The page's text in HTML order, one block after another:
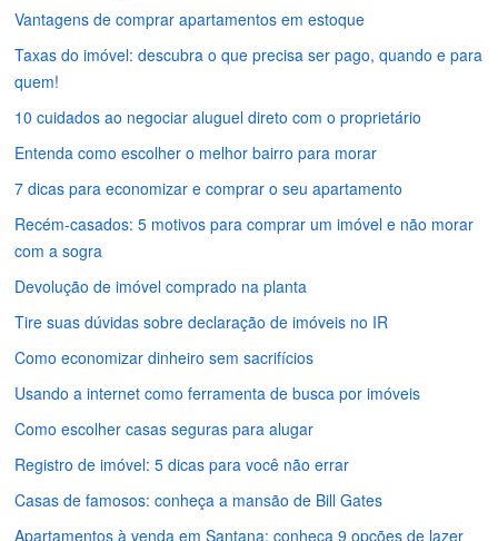
Vantagens de comprar apartamentos em estoque
Taxas do imóvel: descubra o que precisa ser pago, quando e para
quem!
10 cuidados ao negociar aluguel direto com o proprietário
Entenda como escolher o melhor bairro para morar
7 dicas para economizar e comprar o seu apartamento
Recém-casados: 5 motivos para comprar um imóvel e não morar
com a sogra
Devolução de imóvel comprado na planta
Tire suas dúvidas sobre declaração de imóveis no IR
Como economizar dinheiro sem sacrifícios
Usando a internet como ferramenta de busca por imóveis
Como escolher casas seguras para alugar
Registro de imóvel: 5 dicas para você não errar
Casas de famosos: conheça a mansão de Bill Gates
Apartamentos à venda em Santana: conheça 9 opções de lazer